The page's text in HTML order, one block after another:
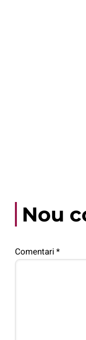
Nou
Comentari *